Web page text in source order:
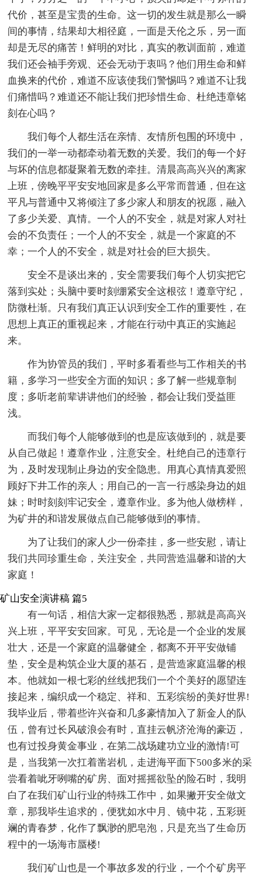
代价，甚至是宝贵的生命。这一切的发生就是那么一瞬
间的事情，结果却大相径庭，一面是天伦之乐，另一面
却是无尽的痛苦！鲜明的对比，真实的教训面前，难道
我们还会袖手旁观、还会无动于衷吗？他们用生命和鲜
血换来的代价，难道不应该使我们警惕吗？难道不让我
们痛惜吗？难道还不能让我们把珍惜生命、杜绝违章铭
刻在心吗？
我们每个人都生活在亲情、友情所包围的环境中，
我们的一举一动都牵动着无数的关爱。我们的每一个好
与坏的信息都凝聚着无数的牵挂。清晨高高兴兴的离家
上班，傍晚平平安安地回家是多么平常而普通，但在这
平凡与普通中又将倾注了多少家人和朋友的祝愿，融入
了多少关爱、真情。一个人的不安全，就是对家人对社
会的不负责任；一个人的不安全，就是一个家庭的不
幸；一个人的不安全，就是对社会的巨大损失。
安全不是谈出来的，安全需要我们每个人切实把它
落到实处；头脑中要时刻绷紧安全这根弦！遵章守纪，
防微杜渐。只有我们真正认识到安全工作的重要性，在
思想上真正的重视起来，才能在行动中真正的实施起
来。
作为协管员的我们，平时多看看些与工作相关的书
籍，多学习一些安全方面的知识；多了解一些规章制
度；多听老前辈讲讲他们的经验，都会让我们受益匪
浅。
而我们每个人能够做到的也是应该做到的，就是要
从自己做起！遵章作业，注意安全。杜绝自己的违章行
为，及时发现制止身边的安全隐患。用真心真情真爱照
顾好下井工作的亲人；用自己的一言一行感染身边的姐
妹；时时刻刻牢记安全，遵章作业。多为他人做榜样，
为矿井的和谐发展做点自己能够做到的事情。
为了让我们的家人少一份牵挂，多一些安慰，请让
我们共同珍重生命，关注安全，共同营造温馨和谐的大
家庭！
矿山安全演讲稿 篇5
有一句话，相信大家一定都很熟悉，那就是高高兴
兴上班，平平安安回家。可见，无论是一个企业的发展
壮大，还是一个家庭的温馨健全，都离不开平安做铺
垫，安全是构筑企业大厦的基石，是营造家庭温馨的根
本。他就如一根七彩的丝线把我们一个个美好的愿望连
接起来，编织成一个稳定、祥和、五彩缤纷的美好世界!
我毕业后，带着些许兴奋和几多豪情加入了新金人的队
伍，曾有过长风破浪会有时，直挂云帆济沧海的豪迈，
也有过投身黄金事业，在第二战场建功立业的激情!可
是，当我第一次扛着凿岩机，走进海平面下500多米的采
尝看着呲牙咧嘴的矿房、面对摇摇欲坠的险石时，我明
白了在我们矿山行业的特殊工作中，如果撇开安全做文
章，那我毕生追求的，便犹如水中月、镜中花，五彩斑
斓的青春梦，化作了飘渺的肥皂泡，只是充当了生命历
程中的一场海市蜃楼!
我们矿山也是一个事故多发的行业，一个个矿房平